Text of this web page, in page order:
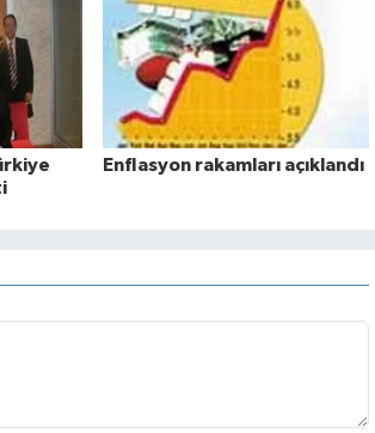
Enflasyon rakamları açıklandı